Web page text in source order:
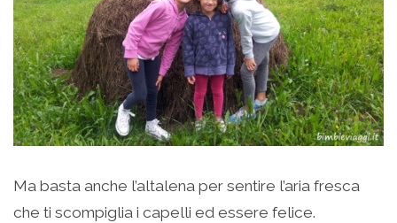
Ma basta anche l’altalena per sentire l’aria fresca
che ti scompiglia i capelli ed essere felice.